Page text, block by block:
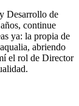
Desarrollo de
continue
ya: la propia de
abriendo
el rol de Director